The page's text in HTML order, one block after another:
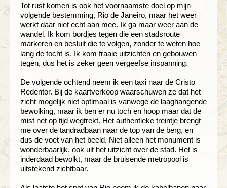
Tot rust komen is ook het voornaamste doel op mijn
volgende bestemming, Rio de Janeiro, maar het weer
werkt daar niet echt aan mee. Ik ga maar weer aan de
wandel. Ik kom bordjes tegen die een stadsroute
markeren en besluit die te volgen, zonder te weten hoe
lang de tocht is. Ik kom fraaie uitzichten en gebouwen
tegen, dus het is zeker geen vergeefse inspanning.
De volgende ochtend neem ik een taxi naar de Cristo
Redentor. Bij de kaartverkoop waarschuwen ze dat het
zicht mogelijk niet optimaal is vanwege de laaghangende
bewolking, maar ik ben er nu toch en hoop maar dat de
mist net op tijd wegtrekt. Het authentieke treintje brengt
me over de tandradbaan naar de top van de berg, en
dus de voet van het beeld. Niet alleen het monument is
wonderbaarlijk, ook uit het uitzicht over de stad. Het is
inderdaad bewolkt, maar de bruisende metropool is
uitstekend zichtbaar.